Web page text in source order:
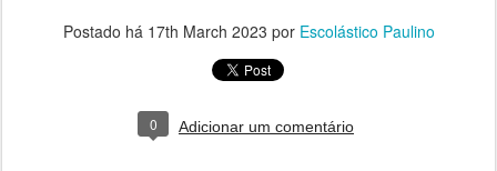
Postado há 17th March 2023 por Escolástico Paulino
0 Adicionar um comentário